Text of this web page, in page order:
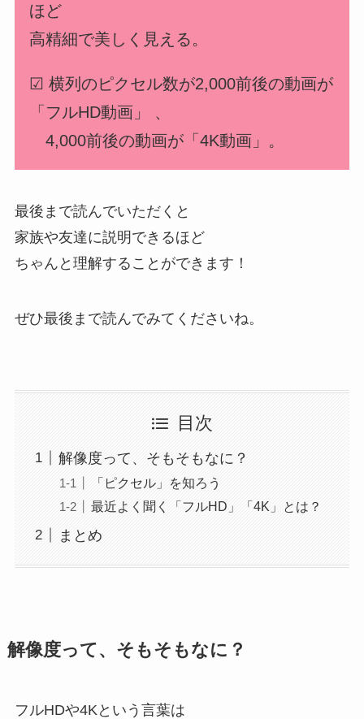
ほど
高精細で美しく見える。
☑︎ 横列のピクセル数が2,000前後の動画が
「フルHD動画」 、
4,000前後の動画が「4K動画」。
最後まで読んでいただくと
家族や友達に説明できるほど
ちゃんと理解することができます！
ぜひ最後まで読んでみてくださいね。
目次
解像度って、そもそもなに？
「ピクセル」を知ろう
最近よく聞く「フルHD」「4K」とは？
まとめ
解像度って、そもそもなに？
フルHDや4Kという言葉は